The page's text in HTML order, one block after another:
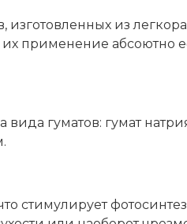
из
применение абсоютно
гуматов: гумат
стимулирует